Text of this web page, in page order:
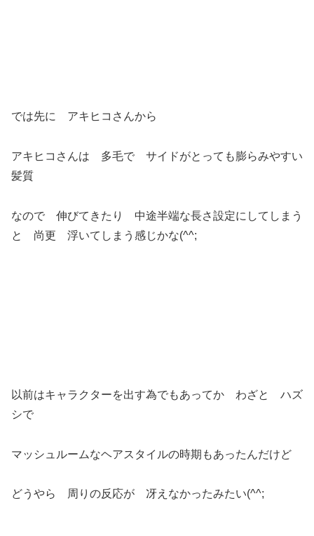
では先に アキヒコさんから
アキヒコさんは 多毛で サイドがとっても膨らみやすい
髪質
なので 伸びてきたり 中途半端な長さ設定にしてしまう
と 尚更 浮いてしまう感じかな(^^;
以前はキャラクターを出す為でもあってか わざと ハズ
シで
マッシュルームなヘアスタイルの時期もあったんだけど
どうやら 周りの反応が 冴えなかったみたい(^^;